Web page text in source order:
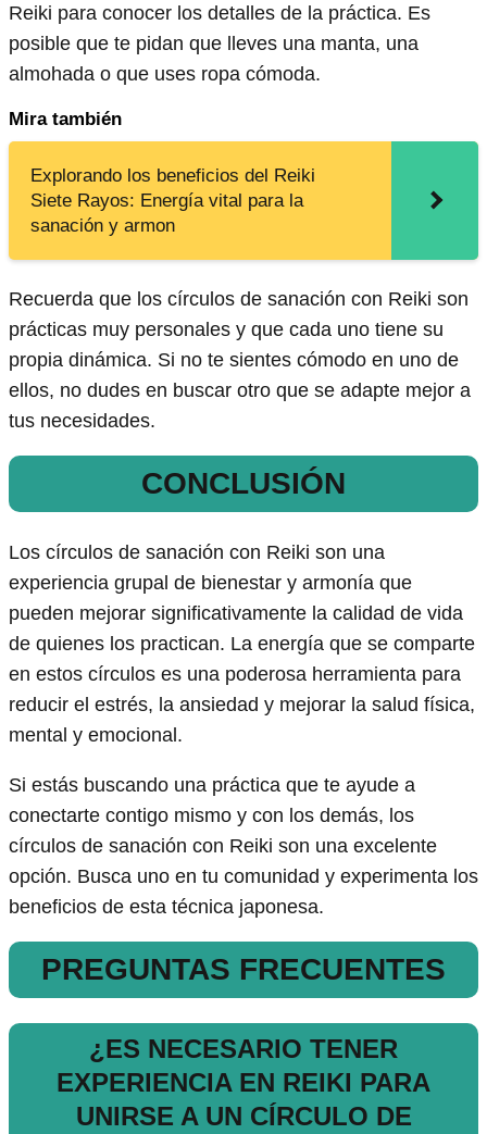
Reiki para conocer los detalles de la práctica. Es
posible que te pidan que lleves una manta, una
almohada o que uses ropa cómoda.
Mira también
Explorando los beneficios del Reiki
Siete Rayos: Energía vital para la
sanación y armon
Recuerda que los círculos de sanación con Reiki son
prácticas muy personales y que cada uno tiene su
propia dinámica. Si no te sientes cómodo en uno de
ellos, no dudes en buscar otro que se adapte mejor a
tus necesidades.
CONCLUSIÓN
Los círculos de sanación con Reiki son una
experiencia grupal de bienestar y armonía que
pueden mejorar significativamente la calidad de vida
de quienes los practican. La energía que se comparte
en estos círculos es una poderosa herramienta para
reducir el estrés, la ansiedad y mejorar la salud física,
mental y emocional.
Si estás buscando una práctica que te ayude a
conectarte contigo mismo y con los demás, los
círculos de sanación con Reiki son una excelente
opción. Busca uno en tu comunidad y experimenta los
beneficios de esta técnica japonesa.
PREGUNTAS FRECUENTES
¿ES NECESARIO TENER
EXPERIENCIA EN REIKI PARA
UNIRSE A UN CÍRCULO DE